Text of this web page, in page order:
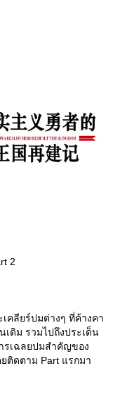
2
เคลียร์ปมต่างๆ ที่ค้างคา
เดิม รวมไปถึงประเด็น
รเฉลยปมสำคัญของ
ยติดตาม Part แรกมา